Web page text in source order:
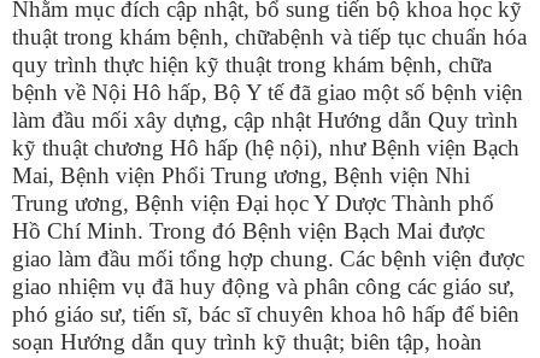
Nhằm mục đích cập nhật, bổ sung tiến bộ khoa học kỹ
thuật trong khám bệnh, chữabệnh và tiếp tục chuẩn hóa
quy trình thực hiện kỹ thuật trong khám bệnh, chữa
bệnh về Nội Hô hấp, Bộ Y tế đã giao một số bệnh viện
làm đầu mối xây dựng, cập nhật Hướng dẫn Quy trình
kỹ thuật chương Hô hấp (hệ nội), như Bệnh viện Bạch
Mai, Bệnh viện Phổi Trung ương, Bệnh viện Nhi
Trung ương, Bệnh viện Đại học Y Dược Thành phố
Hồ Chí Minh. Trong đó Bệnh viện Bạch Mai được
giao làm đầu mối tổng hợp chung. Các bệnh viện được
giao nhiệm vụ đã huy động và phân công các giáo sư,
phó giáo sư, tiến sĩ, bác sĩ chuyên khoa hô hấp để biên
soạn Hướng dẫn quy trình kỹ thuật; biên tập, hoàn